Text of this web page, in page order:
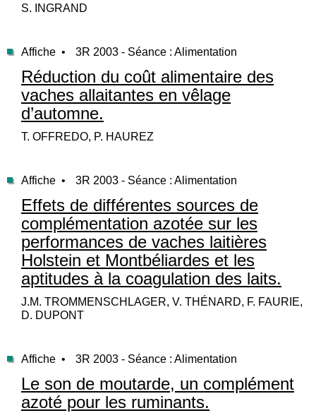
S. INGRAND
Affiche • 3R 2003 - Séance : Alimentation
Réduction du coût alimentaire des
vaches allaitantes en vêlage
d’automne.
T. OFFREDO, P. HAUREZ
Affiche • 3R 2003 - Séance : Alimentation
Effets de différentes sources de
complémentation azotée sur les
performances de vaches laitières
Holstein et Montbéliardes et les
aptitudes à la coagulation des laits.
J.M. TROMMENSCHLAGER, V. THÉNARD, F. FAURIE,
D. DUPONT
Affiche • 3R 2003 - Séance : Alimentation
Le son de moutarde, un complément
azoté pour les ruminants.